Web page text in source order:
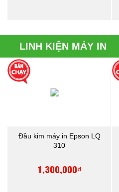
LINH KIỆN MÁY IN
Đầu kim máy in Epson LQ
310
1,300,000₫